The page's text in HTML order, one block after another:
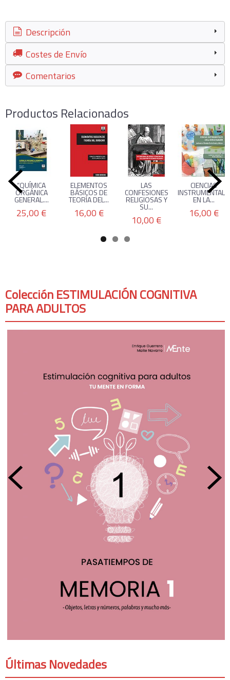
Colección ESTIMULACIÓN COGNITIVA
PARA ADULTOS
Últimas Novedades
Descripción
Costes de Envío
Comentarios
Productos Relacionados
“QUÍMICA
ORGÁNICA
GENERAL....
25,00 €
ELEMENTOS
BÁSICOS DE
TEORÍA DEL...
16,00 €
LAS
CONFESIONES
RELIGIOSAS Y
SU...
10,00 €
CIENCIAS
EN LA...
16,00 €